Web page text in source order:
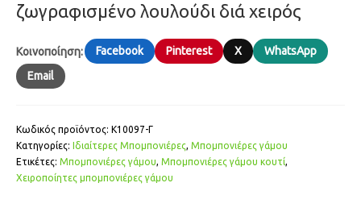
ζωγραφισμένο λουλούδι διά χειρός
Κοινοποίηση: Facebook Pinterest X
WhatsApp
Email
Κωδικός προϊόντος: Κ10097-Γ
Κατηγορίες: Ιδιαίτερες Μπομπονιέρες, Μπομπονιέρες γάμου
Ετικέτες: Μπομπονιέ­ρες γάμου, Μπομπονιέρες γάμου κουτί,
Χειροποίητες μπομπονιέ­ρες γάμου